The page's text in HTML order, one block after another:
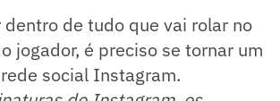
dentro de tudo que vai rolar no
jogador, é preciso se tornar um
social Instagram.